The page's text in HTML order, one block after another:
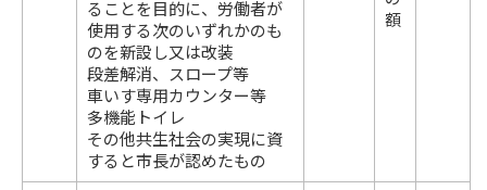
ることを目的に、労働者が
使用する次のいずれかのも
のを新設し又は改装
段差解消、スロープ等
車いす専用カウンター等
多機能トイレ
その他共生社会の実現に資
すると市長が認めたもの
額